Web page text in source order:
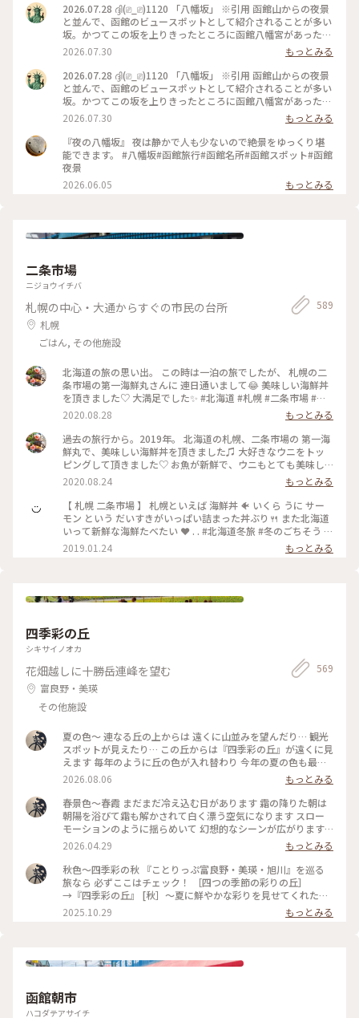
2026.07.28 ദ്ദി(⎚_⎚)1120 「八幡坂」 ※引用 函館山からの夜景
と並んで、函館のビュースポットとして紹介されることが多い
坂。かつてこの坂を上りきったところに函館八幡宮があったと
され、名前の由来となっている。 日中来たのは初めてでした
😄 あまり、うまく撮れてないですが😅 で、そこから近隣を
散歩しましたが、やはり日中に歩くと色々発見しますね👀✨️ 画
像はありませんが、最近北海道の情報番組では取り上げてる話
題の「街角クレープ」を見つけました🤤 ※気になる方はググ
ってみてください（笑） 最後にそのまま金森倉庫まで歩いて、
買物してました✨️ #北海道#函館市#八幡坂#船魂神社#カトリッ
ク教会#金森倉庫#散歩#観光#函館旅行
2026.07.30
もっとみる
2026.07.28 ദ്ദി(⎚_⎚)1120 「八幡坂」 ※引用 函館山からの夜景
と並んで、函館のビュースポットとして紹介されることが多い
坂。かつてこの坂を上りきったところに函館八幡宮があったと
され、名前の由来となっている。 日中来たのは初めてでした
😄 あまり、うまく撮れてないですが😅 で、そこから近隣を
散歩しましたが、やはり日中に歩くと色々発見しますね👀✨️ 画
像はありませんが、最近話題の「街角クレープ」を見つけまし
た🤤 #北海道#函館市#八幡坂#カトリック教会#船魂神社#散歩
2026.07.30
もっとみる
『夜の八幡坂』 夜は静かで人も少ないので絶景をゆっくり堪
能できます。 #八幡坂#函館旅行#函館名所#函館スポット#函館
夜景
2026.06.05
もっとみる
二条市場
ニジョウイチバ
札幌の中心・大通からすぐの市民の台所
札幌
ごはん, その他施設
589
北海道の旅の思い出。 この時は一泊の旅でしたが、 札幌の二
条市場の第一海鮮丸さんに 連日通いまして😂 美味しい海鮮丼
を頂きました♡ 大満足でした✨ #北海道 #札幌 #二条市場 #第
一海鮮丸 #わたしの旅 #海鮮丼 #旅行 #旅
2020.08.28
もっとみる
過去の旅行から。2019年。 北海道の札幌、二条市場の 第一海
鮮丸で、美味しい海鮮丼を頂きました♫ 大好きなウニをトッ
ピングして頂きました♡ お魚が新鮮で、ウニもとても美味し
くて✨ 大満足でした(^-^) また食べに行きたいなぁ、、、✨ #
北海道 #札幌 #札幌二条市場 #わたしの旅 #第一海鮮丸 #海鮮丼
#旅行
2020.08.24
もっとみる
【 札幌 二条市場 】 札幌といえば 海鮮丼 🐠 いくら うに サー
モン という だいすきがいっぱい詰まった丼ぶり🍴 また北海道
いって新鮮な海鮮たべたい ❤︎ . . #北海道冬旅 #冬のごちそう #
北海道 #二条市場
2019.01.24 もっとみる
四季彩の丘
シキサイノオカ
花畑越しに十勝岳連峰を望む
富良野・美瑛
その他施設
569
夏の色〜 連なる丘の上からは 遠くに山並みを望んだり… 観光
スポットが見えたり… この丘からは『四季彩の丘』が遠くに見
えます 毎年のように丘の色が入れ替わり 今年の夏の色も最高
に美しい輝きを見せてくれています 真夏の待望の麦刈りの様
子や麦稈ロールは… タイミングが合わなければ出会えません
① 手前の小麦畑も収穫が終わった後でした… ② 麦畑の道路際
には…ワイルドキャロットだけでなく〈ヒヨドリバナ〉との共
演もカワイイです #ひみつの絶景 #丘のある風景 #ひみつの絶
ポットは〜遠くに見える〈四季彩の丘〉にしました *麦刈りが
どんどん進んでいて…追いつきません
2026.08.06
もっとみる
春景色〜春霞 まだまだ冷え込む日があります 霜の降りた朝は
朝陽を浴びて霜も解かされて白く漂う空気になります スロー
モーションのように揺らめいて 幻想的なシーンが広がります #
丘のある風景 #山のある風景 #ひみつの絶景北海道 #美しい朝
#美しい空 #春景色 #春色 #春霞 *スポットは②の『四季彩の
丘』 まだ花畑ではありませんが…もうすぐです！ 秋のあの日
のくすみ色もステキでしたが… 春のこの色も美しかったです
2026.04.29
もっとみる
秋色〜四季彩の秋 『ことりっぷ富良野・美瑛・旭川』を巡る
旅なら 必ずここはチェック！ ［四つの季節の彩りの丘］
→『四季彩の丘』 [秋］〜夏に鮮やかな彩りを見せてくれた
花々や木々は くすみ色へと移り変わりました 花びらが散った
り… 葉や茎の色も落ち… まるで…冬へ向かう冷たい空気を纏
ょう 彩りの移り変わりと共にお客様の数も秋から冬へとスラ
丘はマットなくすみ色の美しさに包まれます #ことりっぷと一
緒 #秋景色 #丘のある風景 #秋の装い #山のある風景 #くすみ色
2025.10.29 もっとみる
函館朝市
ハコダテアサイチ